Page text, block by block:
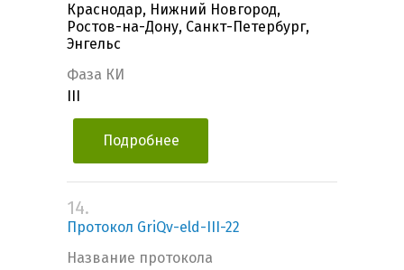
Краснодар, Нижний Новгород,
Ростов-на-Дону, Санкт-Петербург,
Энгельс
Фаза КИ
Подробнее
14.
Протокол GriQv-eld-III-22
Название протокола